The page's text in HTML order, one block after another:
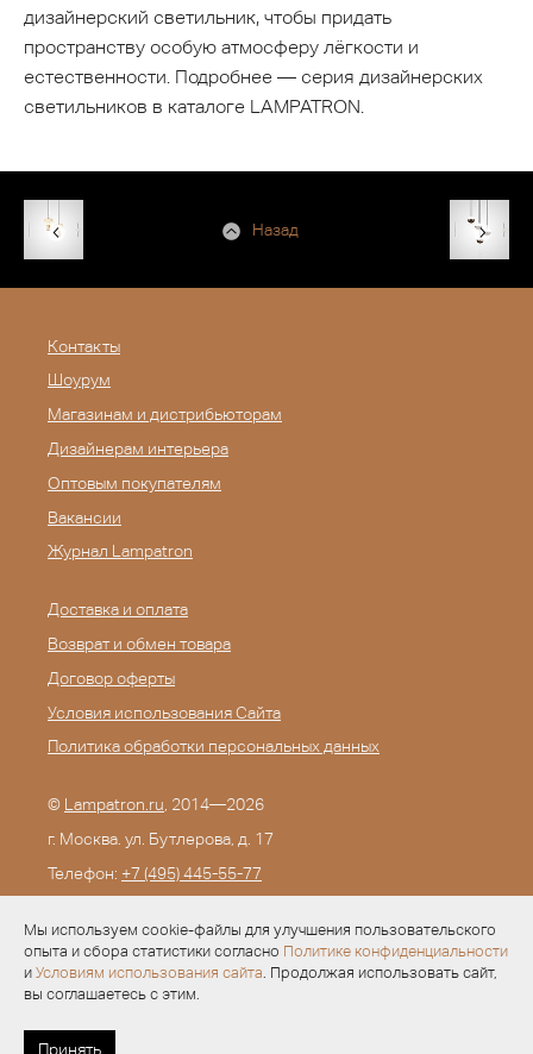
Мы используем cookie-файлы для улучшения пользовательского
опыта и сбора статистики согласно Политике конфиденциальности
и Условиям использования сайта. Продолжая использовать сайт,
вы соглашаетесь с этим.
Принять
дизайнерский светильник, чтобы придать
пространству особую атмосферу лёгкости и
естественности. Подробнее — серия дизайнерских
светильников в каталоге LAMPATRON.
Назад
Контакты
Шоурум
Магазинам и дистрибьюторам
Дизайнерам интерьера
Оптовым покупателям
Вакансии
Журнал Lampatron
Доставка и оплата
Возврат и обмен товара
Договор оферты
Условия использования Сайта
Политика обработки персональных данных
© Lampatron.ru, 2014—2026
г. Москва. ул. Бутлерова, д. 17
Телефон: +7 (495) 445-55-77
Разработка —Evid.ru